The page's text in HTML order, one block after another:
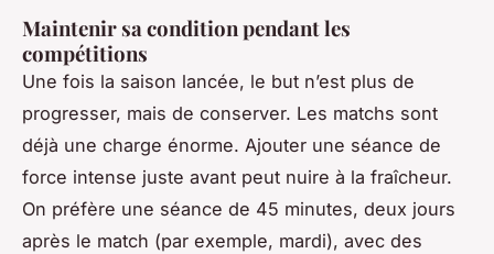
Maintenir sa condition pendant les
compétitions
Une fois la saison lancée, le but n’est plus de
progresser, mais de conserver. Les matchs sont
déjà une charge énorme. Ajouter une séance de
force intense juste avant peut nuire à la fraîcheur.
On préfère une séance de 45 minutes, deux jours
après le match (par exemple, mardi), avec des